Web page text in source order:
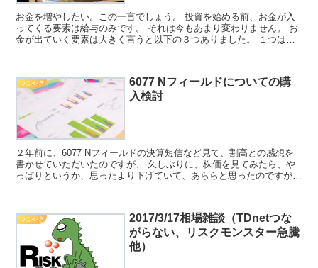
お金を増やしたい。この一言でしょう。 投資を始める前、お金が入
ってくる要素は給与のみです。 それは今もあまり変わりません。 お
金が出ていく要素は大きく言うと以下の３つありました。 １つは、
つぶやき
6077 Nフィールドについての購
入検討
２年前に、6077 Nフィールドの決算短信など見て、割高との感想を
書かせていただいたのですが、 久しぶりに、株価を見てみたら、や
っぱりというか、思ったより下げていて、あららと思ったのですが、
つぶやき
2017/3/17相場雑談（TDnetつな
がらない、リスクモンスター急騰
他）